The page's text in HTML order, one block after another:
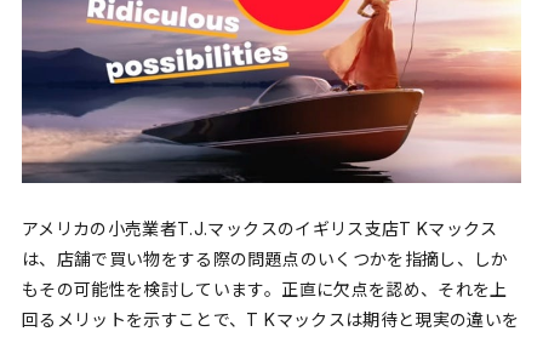
アメリカの小売業者T.J.マックスのイギリス支店T Kマックス
は、店舗で買い物をする際の問題点のいくつかを指摘し、しか
もその可能性を検討しています。正直に欠点を認め、それを上
回るメリットを示すことで、T Kマックスは期待と現実の違いを